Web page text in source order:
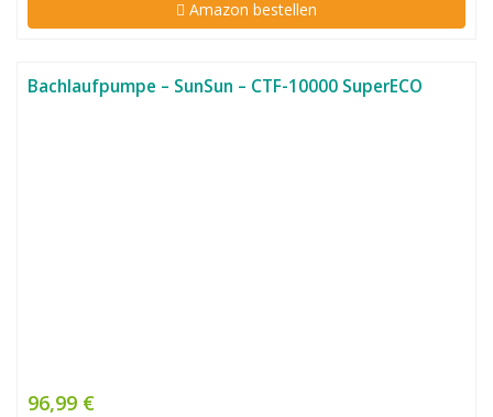
Amazon bestellen
Bachlaufpumpe – SunSun – CTF-10000 SuperECO
96,99 €